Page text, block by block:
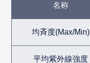
名称
均斉度(Max/Min)
平均紫外線強度